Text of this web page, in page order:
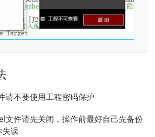
请不要使用工程密码保护
文件请先关闭，操作前最好自己先备份
失误